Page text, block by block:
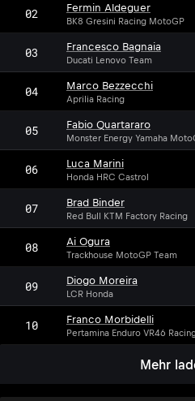
02 Fermin Aldeguer
BK8 Gresini Racing MotoGP
03 Francesco Bagnaia
Ducati Lenovo Team
04 Marco Bezzecchi
Aprilia Racing
05 Fabio Quartararo
Monster Energy Yamaha
06 Luca Marini
Honda HRC Castrol
07 Brad Binder
Red Bull KTM Factory Racing
08 Ai Ogura
Trackhouse MotoGP Team
09 Diogo Moreira
LCR Honda
10 Franco Morbidelli
Pertamina Enduro VR46
Mehr